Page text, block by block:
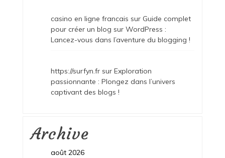
casino en ligne francais sur Guide complet
pour créer un blog sur WordPress :
Lancez-vous dans l’aventure du blogging !
https://surfyn.frsur Exploration
passionnante : Plongez dans l’univers
captivant des blogs !
Archive
août 2026